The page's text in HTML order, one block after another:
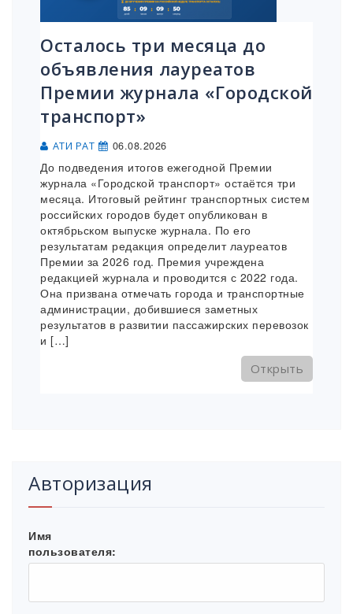
Осталось три месяца до
объявления лауреатов
Премии журнала «Городской
транспорт»
АТИ РАТ 06.08.2026
До подведения итогов ежегодной Премии
журнала «Городской транспорт» остаётся три
месяца. Итоговый рейтинг транспортных систем
российских городов будет опубликован в
октябрьском выпуске журнала. По его
результатам редакция определит лауреатов
Премии за 2026 год. Премия учреждена
редакцией журнала и проводится с 2022 года.
Она призвана отмечать города и транспортные
администрации, добившиеся заметных
результатов в развитии пассажирских перевозок
и […]
Открыть
Авторизация
Имя
пользователя: